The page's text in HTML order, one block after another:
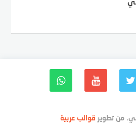
قوالب عربية